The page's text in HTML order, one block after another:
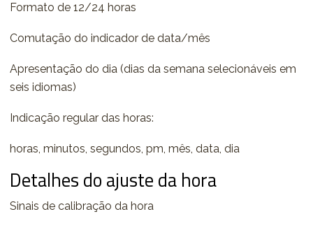
Formato de 12/24 horas
Comutação do indicador de data/mês
Apresentação do dia (dias da semana selecionáveis em
seis idiomas)
Indicação regular das horas:
horas, minutos, segundos, pm, mês, data, dia
Detalhes do ajuste da hora
Sinais de calibração da hora